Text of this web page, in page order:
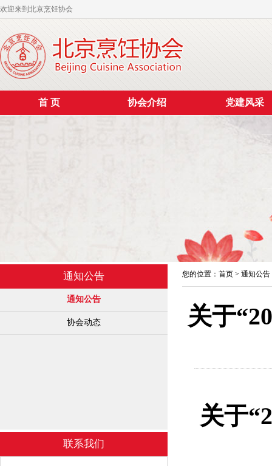
欢迎来到北京烹饪协会
首 页 协会介绍 党建风采
通知公告
通知公告
协会动态
联系我们
您的位置： 首页 > 通知公告
关于
关于“